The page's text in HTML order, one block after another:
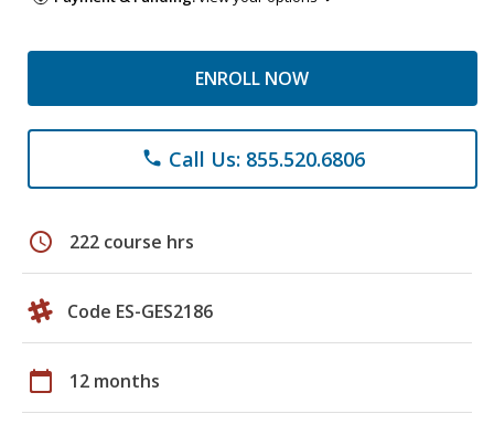
ENROLL NOW
phone Call Us: 855.520.6806
schedule 222 course hrs
Code ES-GES2186
calendar_today 12 months